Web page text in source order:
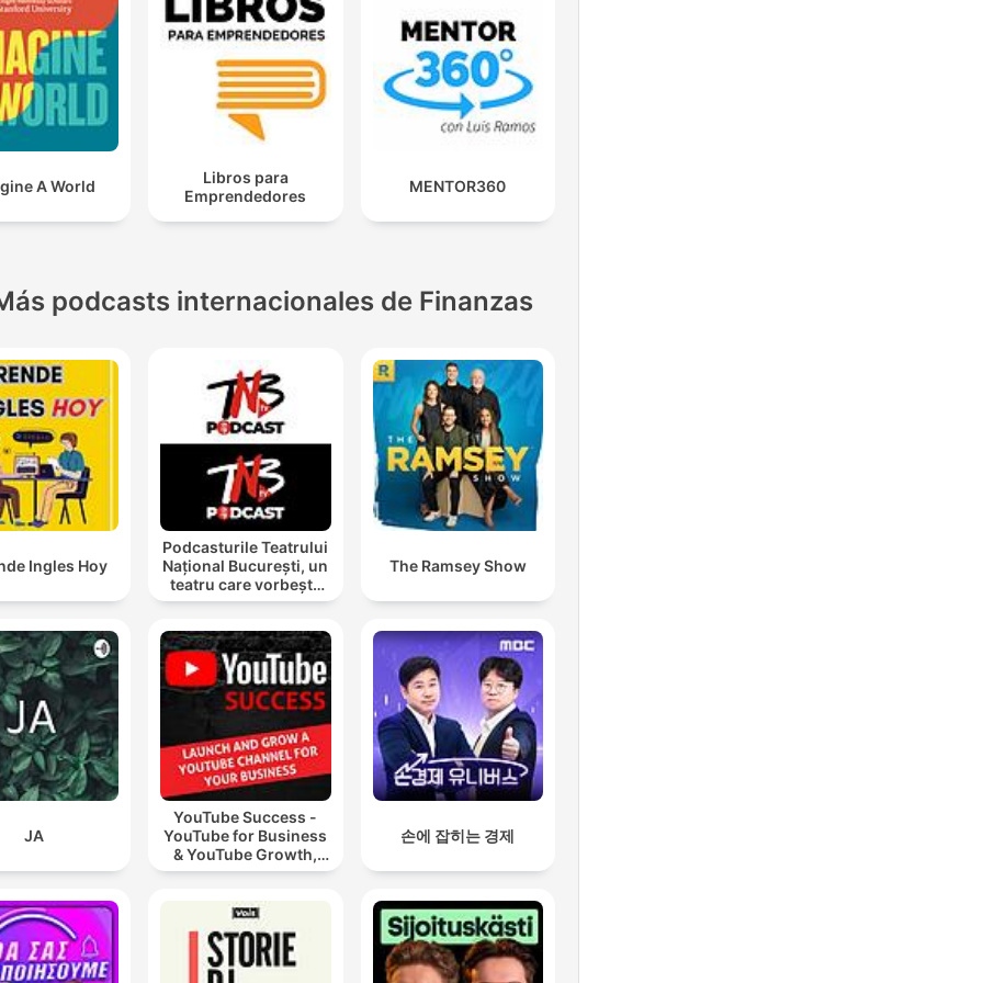
A World
Libros para
Emprendedores
MENTOR360
podcasts internacionales de Finanzas
Ingles Hoy
Podcasturile Teatrului
Național București, un
teatru care vorbește
cu tine
The Ramsey Show
JA
YouTube Success -
YouTube for Business
& YouTube Growth,
Video Marketing
손에 잡히는 경제